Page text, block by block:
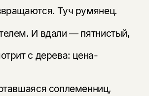
Туч румянец.
И вдали — пятнистый,
с дерева: цена-
соплеменниц,